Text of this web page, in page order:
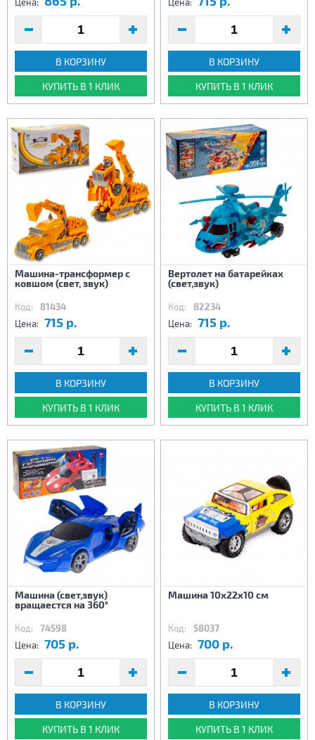
Цена:
В КОРЗИНУ
КУПИТЬ В 1 КЛИК
Цена:
В КОРЗИНУ
КУПИТЬ В 1 КЛИК
Машина-трансформер с
ковшом (свет, звук)
Код: 81434
Цена: 715 р.
В КОРЗИНУ
КУПИТЬ В 1 КЛИК
Вертолет на батарейках
(свет,звук)
Код: 82234
Цена: 715 р.
В КОРЗИНУ
КУПИТЬ В 1 КЛИК
Машина (свет,звук)
вращаестся на 360°
Код: 74598
Цена: 705 р.
В КОРЗИНУ
КУПИТЬ В 1 КЛИК
Машина 10х22х10 см
Код: 58037
Цена: 700 р.
В КОРЗИНУ
КУПИТЬ В 1 КЛИК